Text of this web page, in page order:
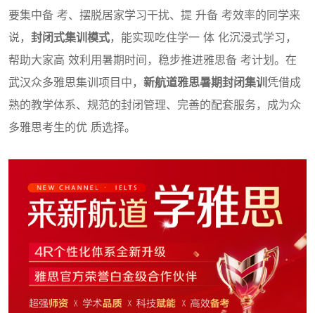
要集中备 考、摆脱居家学习干扰、提 升备 考效率的同学来
说， 封闭式集训模式，能实现吃住学一 体 化沉浸式学习，
帮助大家高 效利用暑期时间，稳步推进雅思备 考计划。在
武汉众多雅思集训项目中， 新航道雅思暑期封闭集训 凭借成
熟的教学体系、规范的封闭管理、完善的配套服务，成为众
多雅思考生的优 质选择。